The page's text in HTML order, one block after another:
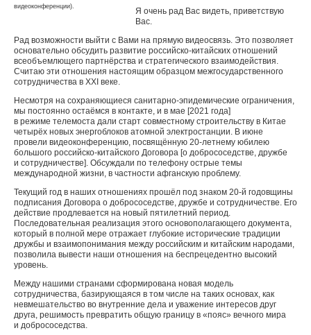
видеоконференции).
Я очень рад Вас видеть, приветствую
Вас.
Рад возможности выйти с Вами на прямую видеосвязь. Это позволяет
основательно обсудить развитие российско-китайских отношений
всеобъемлющего партнёрства и стратегического взаимодействия.
Считаю эти отношения настоящим образцом межгосударственного
сотрудничества в XXI веке.
Несмотря на сохраняющиеся санитарно-эпидемические ограничения,
мы постоянно остаёмся в контакте, и в мае [2021 года]
в режиме телемоста дали старт совместному строительству в Китае
четырёх новых энергоблоков атомной электростанции. В июне
провели видеоконференцию, посвящённую 20-летнему юбилею
большого российско-китайского Договора [о добрососедстве, дружбе
и сотрудничестве]. Обсуждали по телефону острые темы
международной жизни, в частности афганскую проблему.
Текущий год в наших отношениях прошёл под знаком 20-й годовщины
подписания Договора о добрососедстве, дружбе и сотрудничестве. Его
действие продлевается на новый пятилетний период.
Последовательная реализация этого основополагающего документа,
который в полной мере отражает глубокие исторические традиции
дружбы и взаимопонимания между российским и китайским народами,
позволила вывести наши отношения на беспрецедентно высокий
уровень.
Между нашими странами сформирована новая модель
сотрудничества, базирующаяся в том числе на таких основах, как
невмешательство во внутренние дела и уважение интересов друг
друга, решимость превратить общую границу в «пояс» вечного мира
и добрососедства.